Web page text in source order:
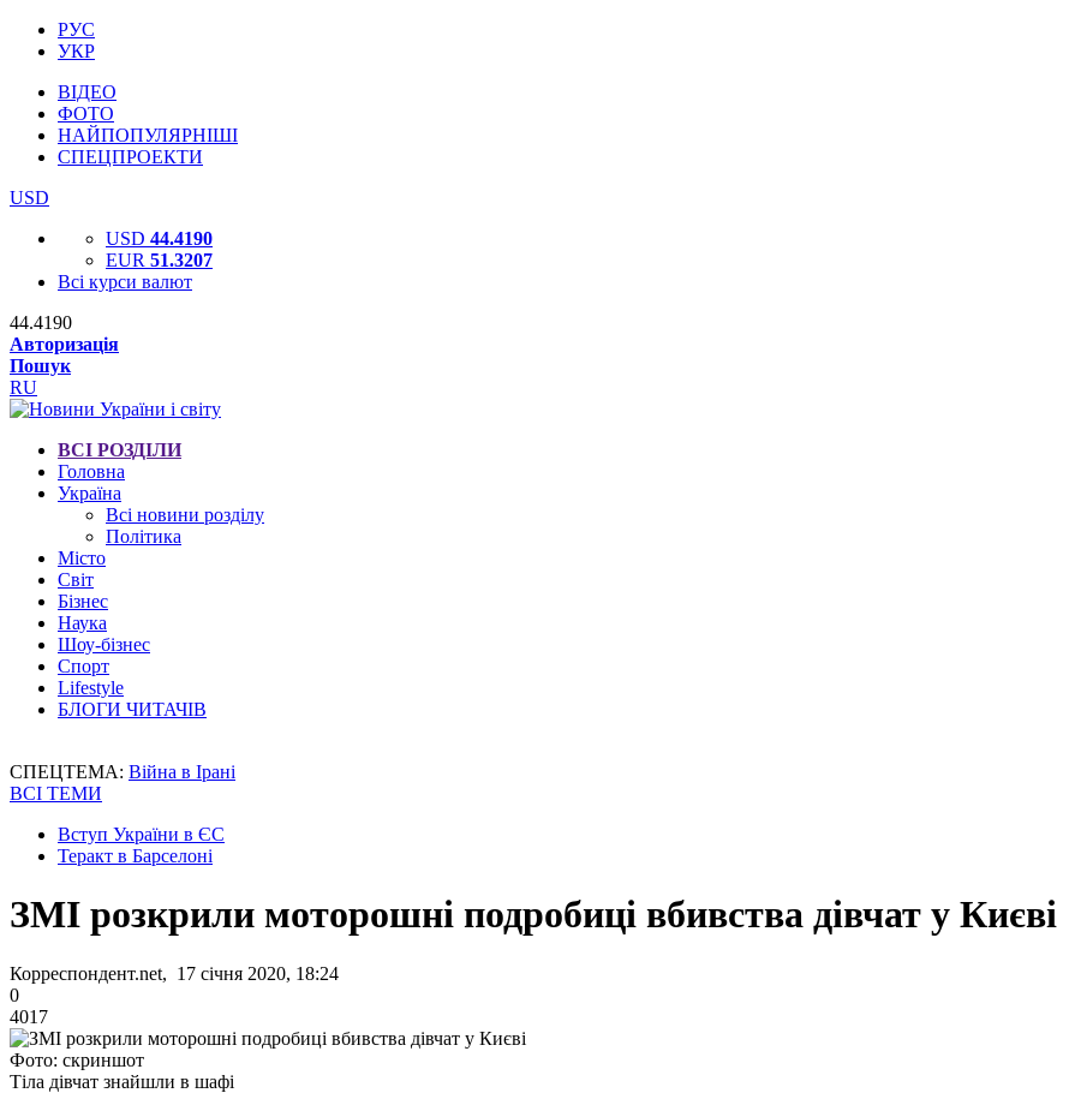
РУС
УКР
ВІДЕО
ФОТО
НАЙПОПУЛЯРНІШІ
СПЕЦПРОЕКТИ
USD
USD 44.4190
EUR 51.3207
Всі курси валют
44.4190
Авторизація
Пошук
RU
ВСІ РОЗДІЛИ
Головна
Україна
Всі новини розділу
Політика
Місто
Світ
Бізнес
Наука
Шоу-бізнес
Спорт
Lifestyle
БЛОГИ ЧИТАЧІВ
СПЕЦТЕМА: Війна в Ірані
ВСІ ТЕМИ
Вступ України в ЄС
Теракт в Барселоні
ЗМІ розкрили моторошні подробиці вбивства дівчат у Києві
Корреспондент.net, 17 січня 2020, 18:24
0
4017
Фото: скриншот
Тіла дівчат знайшли в шафі